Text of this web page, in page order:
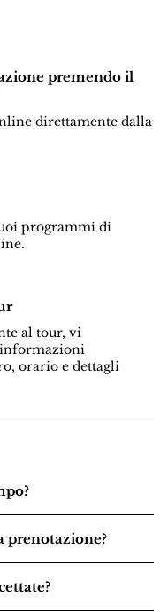
premendo il
direttamente dalla
programmi di
al tour, vi
orario e dettagli
prenotazione?